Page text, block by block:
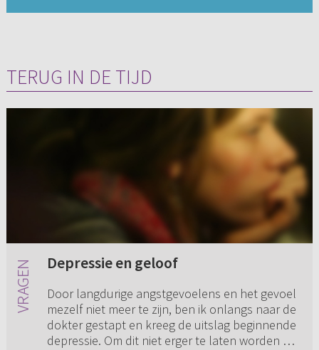
TERUG IN DE TIJD
Depressie en geloof
Door langdurige angstgevoelens en het gevoel
mezelf niet meer te zijn, ben ik onlangs naar de
dokter gestapt en kreeg de uitslag beginnende
depressie. Om dit niet erger te laten worden en